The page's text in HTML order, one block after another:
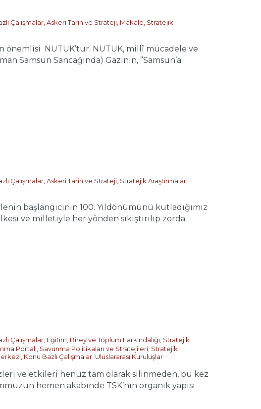
Çalışmalar Askeri Tarih ve Strateji Makale Stratejik
önemlisi NUTUK’tur. NUTUK, millî mücadele ve
Samsun Sancağında) Gazinin, ”Samsun’a
Çalışmalar,Askeri Tarih ve Strateji, Stratejik Araştırmalar
başlangıcının 100. Yıldönümünü kutladığımız
ve milletiyle her yönden sıkıştırılıp zorda
Çalışmalar Eğitim, Birey ve Toplum Farkındalığı Stratejik
Portalı Savunma Politikaları ve Stratejileri Stratejik
Konu Bazlı Çalışmalar Uluslararası Kuruluşlar
ve etkileri henüz tam olarak silinmeden, bu kez
hemen akabinde TSK’nın organik yapısı